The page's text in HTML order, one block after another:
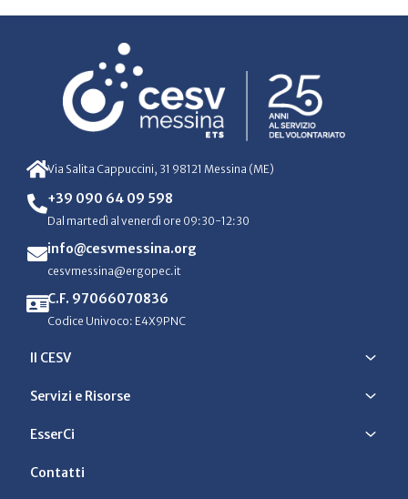
Via Salita Cappuccini, 31 98121 Messina (ME)
+39 090 64 09 598
Dal martedì al venerdì ore 09:30-12:30
info@cesvmessina.org
cesvmessina@ergopec.it
C.F. 97066070836
Codice Univoco: E4X9PNC
Il CESV
Servizi e Risorse
EsserCi
Contatti